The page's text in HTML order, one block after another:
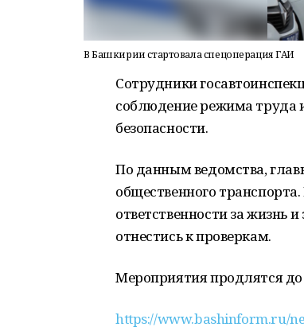
В Башкирии стартовала спецоперация ГАИ
Сотрудники
соблюдение режима труда
безопасности.
По данным ведомства,
общественного
ответственности за жизнь
отнестись к проверкам.
Мероприятия продлятся
https://www.bashinform.ru/